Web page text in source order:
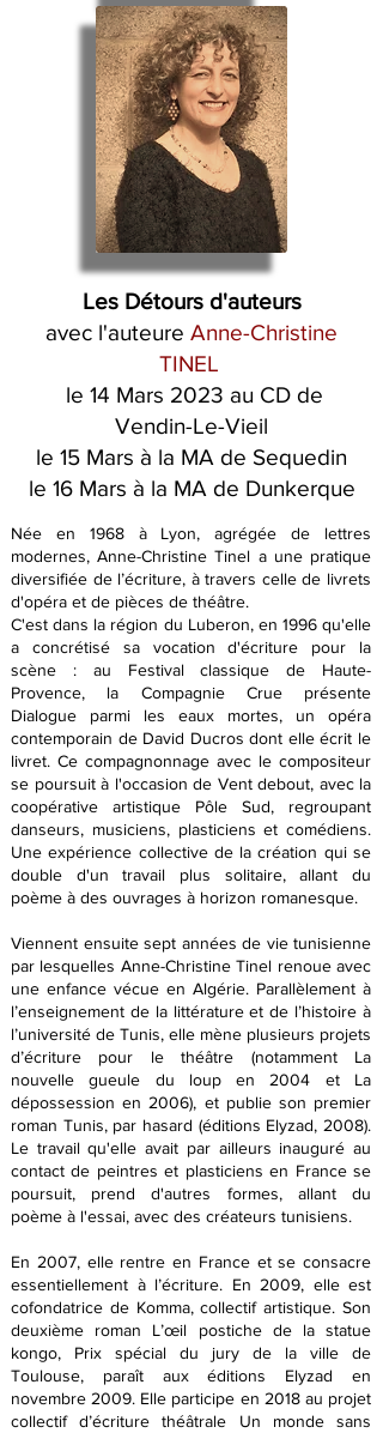
Les Détours d'auteurs
avec l'auteure Anne-Christine
TINEL
le 14 Mars 2023 au CD de
Vendin-Le-Vieil
le 15 Mars à la MA de Sequedin
le 16 Mars à la MA de Dunkerque
Née en 1968 à Lyon, agrégée de lettres
modernes, Anne-Christine Tinel a une pratique
diversifiée de l’écriture, à travers celle de livrets
d'opéra et de pièces de théâtre.
C'est dans la région du Luberon, en 1996 qu'elle
a concrétisé sa vocation d'écriture pour la
scène : au Festival classique de Haute-
Provence, la Compagnie Crue présente
Dialogue parmi les eaux mortes, un opéra
contemporain de David Ducros dont elle écrit le
livret. Ce compagnonnage avec le compositeur
se poursuit à l'occasion de Vent debout, avec la
coopérative artistique Pôle Sud, regroupant
danseurs, musiciens, plasticiens et comédiens.
Une expérience collective de la création qui se
double d'un travail plus solitaire, allant du
poème à des ouvrages à horizon romanesque.
Viennent ensuite sept années de vie tunisienne
par lesquelles Anne-Christine Tinel renoue avec
une enfance vécue en Algérie. Parallèlement à
l’enseignement de la littérature et de l’histoire à
l’université de Tunis, elle mène plusieurs projets
d’écriture pour le théâtre (notamment La
nouvelle gueule du loup en 2004 et La
dépossession en 2006), et publie son premier
roman Tunis, par hasard (éditions Elyzad, 2008).
Le travail qu'elle avait par ailleurs inauguré au
contact de peintres et plasticiens en France se
poursuit, prend d'autres formes, allant du
poème à l'essai, avec des créateurs tunisiens.
En 2007, elle rentre en France et se consacre
essentiellement à l’écriture. En 2009, elle est
cofondatrice de Komma, collectif artistique. Son
deuxième roman L’œil postiche de la statue
kongo, Prix spécial du jury de la ville de
Toulouse, paraît aux éditions Elyzad en
novembre 2009. Elle participe en 2018 au projet
collectif d’écriture théâtrale Un monde sans